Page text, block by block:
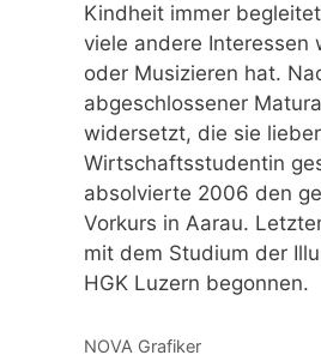
Kindheit immer
viele andere Interessen
oder Musizieren hat.
abgeschlossener
widersetzt, die sie
Wirtschaftsstudentin
absolvierte 2006 den
Vorkurs in Aarau.
mit dem Studium der
HGK Luzern begonnen.
Kategorien
NOVA Grafiker